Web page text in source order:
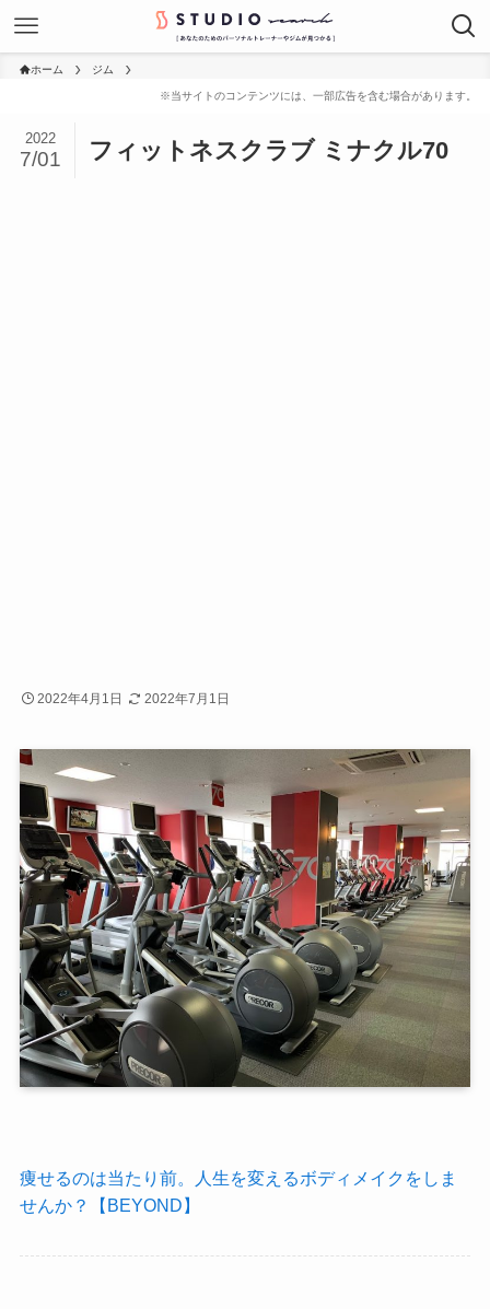
ホーム ジム
フィットネスクラブ ミナクル70
2022
7/01
2022年4月1日 2022年7月1日
痩せるのは当たり前。人生を変えるボディメイクをしま
せんか？【BEYOND】